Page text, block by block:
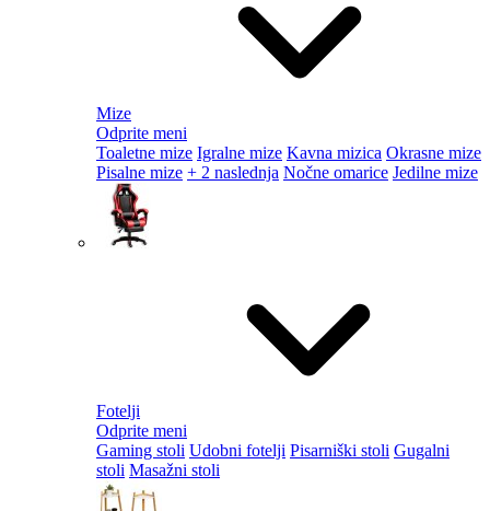
Mize
Odprite meni
Toaletne mize Igralne mize Kavna mizica Okrasne mize
Pisalne mize + 2 naslednja Nočne omarice Jedilne mize
Fotelji
Odprite meni
Gaming stoli Udobni fotelji Pisarniški stoli Gugalni
stoli Masažni stoli